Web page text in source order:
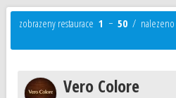
zobrazeny restaurace 1 − 50/ nalezeno
Vero Colore